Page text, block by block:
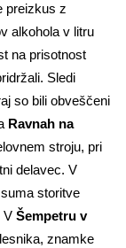
preizkus z
alkohola v litru
na prisotnost
Sledi
so bili obveščeni
Ravnah na
stroju, pri
delavec. V
storitve
V Šempetru v
znamke